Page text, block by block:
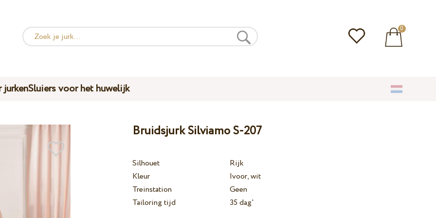
0
Sluiers voor het huwelijk
Bruidsjurk Silviamo S-207
Silhouet
Rijk
Kleur
Ivoor, wit
Treinstation
Geen
Tailoring tijd
35 dag'